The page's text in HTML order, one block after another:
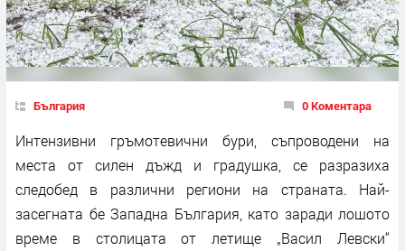
България 0 Коментара
Интензивни гръмотевични бури, съпроводени на
места от силен дъжд и градушка, се разразиха
следобед в различни региони на страната. Най-
засегната бе Западна България, като заради лошото
време в столицата от летище „Васил Левски“